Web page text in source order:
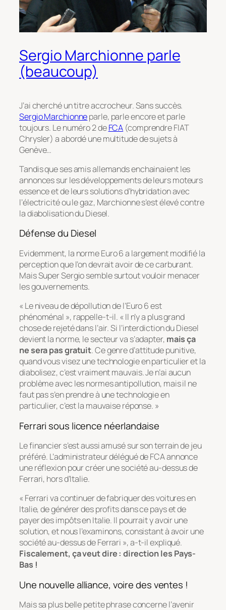
Sergio Marchionne parle
(beaucoup)
J’ai cherché un titre accrocheur. Sans succès.
Sergio Marchionneparle, parle encore et parle
toujours. Le numéro 2 deFCA (comprendre FIAT
Chrysler) a abordé une multitude de sujets à
Genève…
Tandis que ses amis allemands enchainaient les
annonces sur les développements de leurs moteurs
essence et de leurs solutions d’hybridation avec
l’électricité ou le gaz, Marchionne s’est élevé contre
la diabolisation du Diesel.
Défense du Diesel
Evidemment, la norme Euro 6 a largement modifié la
perception que l’on devrait avoir de ce carburant.
MaisSuper Sergiosemble surtout vouloir menacer
les gouvernements.
« Le niveau de dépollution de l’Euro 6 est
phénoménal », rappelle-t-il. « Il n’y a plus grand
chose de rejeté dans l’air. Si l’interdiction du Diesel
devient la norme, le secteur va s’adapter, mais ça
ne sera pas gratuit. Ce genre d’attitude punitive,
quand vous visez une technologie en particulier et la
diabolisez, c’est vraiment mauvais. Je n’ai aucun
problème avec les normes antipollution, mais il ne
faut pas s’en prendre à une technologie en
particulier, c’est la mauvaise réponse. »
Ferrari sous licence néerlandaise
Le financier s’est aussi amusé sur son terrain de jeu
préféré. L’administrateur délégué de FCA annonce
une réflexion pour créer une société au-dessus de
Ferrari, hors d’Italie.
« Ferrari va continuer de fabriquer des voitures en
Italie, de générer des profits dans ce pays et de
payer des impôts en Italie. Il pourrait y avoir une
solution, et nous l’examinons, consistant à avoir une
société au-dessus de Ferrari », a-t-il expliqué.
Fiscalement, ça veut dire : direction les Pays-
Bas !
Une nouvelle alliance, voire des ventes !
Mais sa plus belle petite phrase concerne l’avenir